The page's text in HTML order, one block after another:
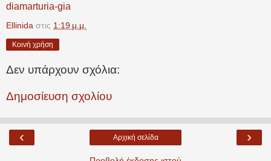
diamarturia-gia
Ellinida στις 1:19 μ.μ.
Κοινή χρήση
Δεν υπάρχουν σχόλια:
Δημοσίευση σχολίου
‹ ›
Αρχική σελίδα